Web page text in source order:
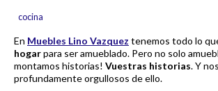
cocina
En Muebles Lino Vazquez tenemos todo lo
hogarpara ser amueblado. Pero no solo
montamos historias! Vuestras historias. Y
profundamente orgullosos de ello.